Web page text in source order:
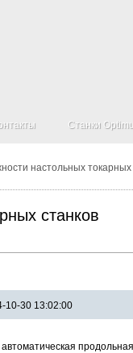
Станки
настольных токарных
станков
10-30 13:02:00